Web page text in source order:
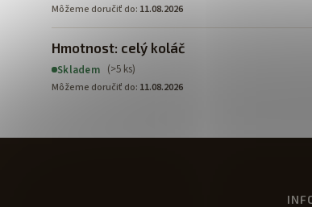
Môžeme doručiť do: 11.08.2026
Hmotnost: celý koláč
Skladem (>5 ks)
Môžeme doručiť do: 11.08.2026